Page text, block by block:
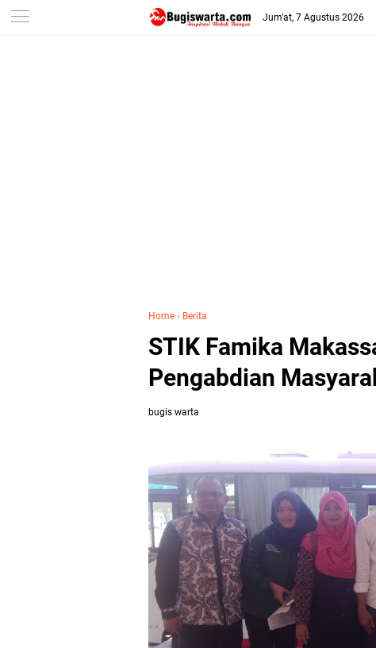
-->
Jum'at, 7 Agustus 2026
Home › Berita
STIK Famika
Pengabdian
bugis warta